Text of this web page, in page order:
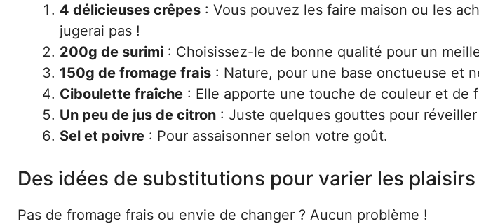
4 délicieuses crêpes : Vous pouvez les faire maison ou les
jugerai pas !
200g de surimi : Choisissez-le de bonne qualité pour un
150g de fromage frais : Nature, pour une base onctueuse et
Ciboulette fraîche : Elle apporte une touche de couleur et de
Un peu de jus de citron : Juste quelques gouttes pour
Sel et poivre : Pour assaisonner selon votre goût.
Des idées de substitutions pour varier les plaisirs
Pas de fromage frais ou envie de changer ? Aucun problème !